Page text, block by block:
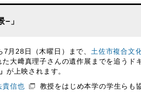
−」
月28日（木曜日）まで、 土佐市複合文
大﨑真理子さんの遺作展までを追うド
が上映されます。
貴信也
教授をはじめ本学の学生らも